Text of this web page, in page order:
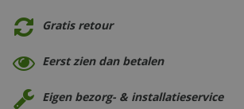
Gratis retour
Eerst zien dan betalen
Eigen bezorg- & installatieservice